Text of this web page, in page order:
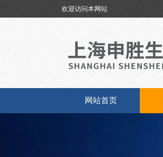
欢迎访问本网站
网站首页